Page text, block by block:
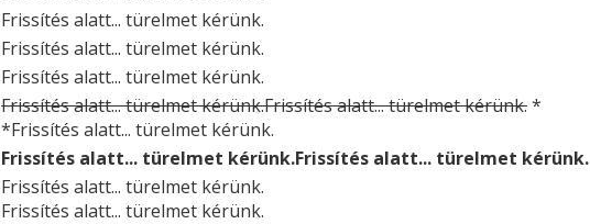
Frissítés alatt... türelmet kérünk.
Frissítés alatt... türelmet kérünk.
Frissítés alatt... türelmet kérünk.
Frissítés alatt... türelmet kérünk.Frissítés alatt... türelmet kérünk.*
*Frissítés alatt... türelmet kérünk.
Frissítés alatt... türelmet kérünk.Frissítés alatt... türelmet kérünk.
Frissítés alatt... türelmet kérünk.
Frissítés alatt... türelmet kérünk.